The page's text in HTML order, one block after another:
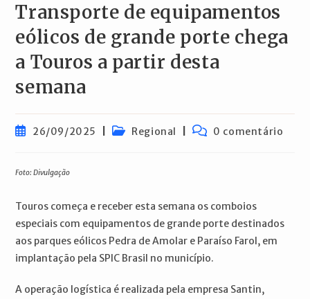
Transporte de equipamentos
eólicos de grande porte chega
a Touros a partir desta
semana
Post26/09/2025
Categoria
Regional
Comentários
0 comentário
Foto: Divulgação
Touros começa e receber esta semana os comboios
especiais com equipamentos de grande porte destinados
aos parques eólicos Pedra de Amolar e Paraíso Farol, em
implantação pela SPIC Brasil no município.
A operação logística é realizada pela empresa Santin,